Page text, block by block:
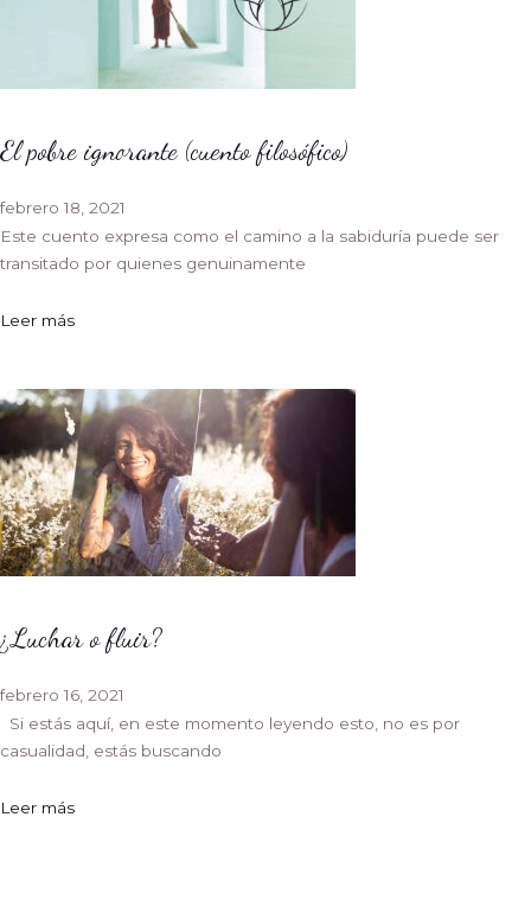
El pobre ignorante (cuento filosófico)
febrero 18, 2021
Este cuento expresa como el camino a la sabiduría puede ser
transitado por quienes genuinamente
Leer más
¿Luchar o fluir?
febrero 16, 2021
Si estás aquí, en este momento leyendo esto, no es por
casualidad, estás buscando
Leer más